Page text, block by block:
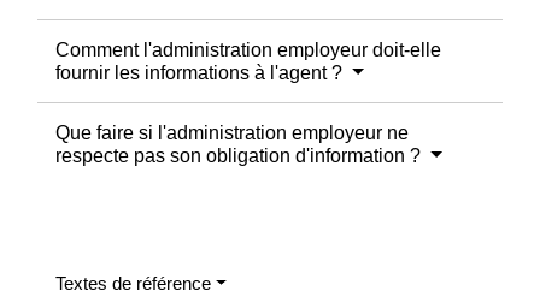
Comment l'administration employeur doit-elle
fournir les informations à l'agent ?
Que faire si l'administration employeur ne
respecte pas son obligation d'information ?
Textes de référence